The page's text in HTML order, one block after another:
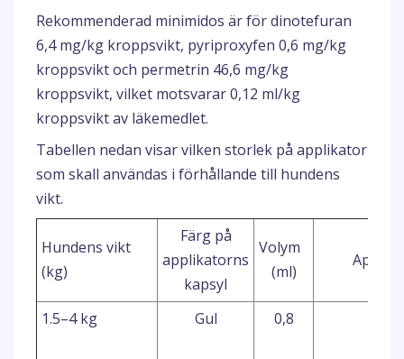
Rekommenderad minimidos är för dinotefuran
6,4 mg/kg kroppsvikt, pyriproxyfen 0,6 mg/kg
kroppsvikt och permetrin 46,6 mg/kg
kroppsvikt, vilket motsvarar 0,12 ml/kg
kroppsvikt av läkemedlet.
Tabellen nedan visar vilken storlek på applikator
som skall användas i förhållande till hundens
vikt.
Hundens vikt
(kg)
Färg på
applikatorns
kapsyl
Volym
(ml)
1.5–4 kg Gul 0,8